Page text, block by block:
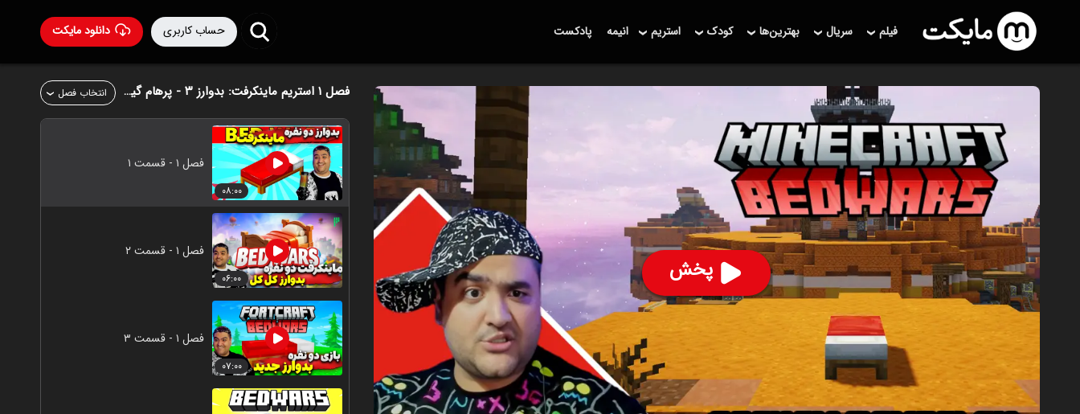
دانلود مایکت حساب کاربری فیلم سریال بهترین‌ها کودک استریم انیمه پادکست
پخش
فصل ۱ استریم ماینکرفت: بدوارز ۳ - پرهام گیم پلی انتخاب فصل
۰۸:۰۰
فصل ۱ - قسمت ۱
۰۶:۰۰
فصل ۱ - قسمت ۲
۰۷:۰۰
فصل ۱ - قسمت ۳